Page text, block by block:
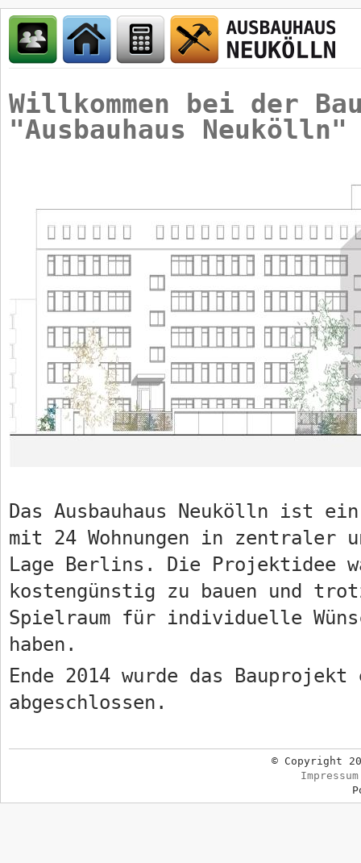
Willkommen bei der
"Ausbauhaus Neukölln"
Das Ausbauhaus Neukölln ist
mit 24 Wohnungen in zentraler
Lage Berlins. Die Projektidee
kostengünstig zu bauen und
Spielraum für individuelle
haben.
Ende 2014 wurde das
abgeschlossen.
© Copyright
Impressum